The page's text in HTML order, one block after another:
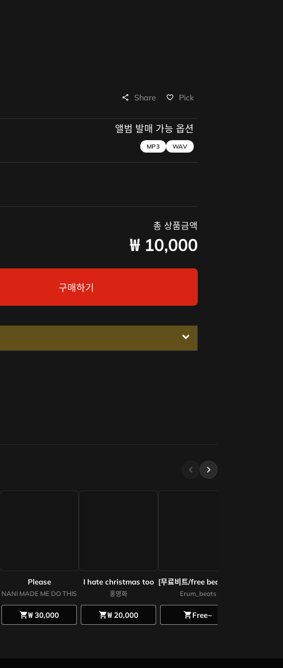
share Share favorite_border Pick
앨범 발매 가능 옵션
MP3 WAV
총 상품금액
₩ 10,000
구매하기
chevron_left chevron_right
Please
NANI MADE ME DO THIS
shopping_cart₩ 30,000
I hate christmas too
홍영화
shopping_cart₩ 20,000
Erum_beats
shopping_cartFree~